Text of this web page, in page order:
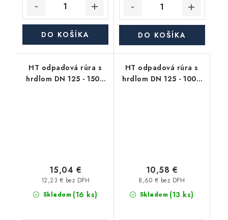
DO KOŠÍKA DO KOŠÍKA
HT odpadová rúra s
hrdlom DN 125 - 1500
Skladom (16 ks)
12,23 € bez DPH
15,04 €
HT odpadová rúra s
hrdlom DN 125 - 1000
Skladom (13 ks)
8,60 € bez DPH
10,58 €